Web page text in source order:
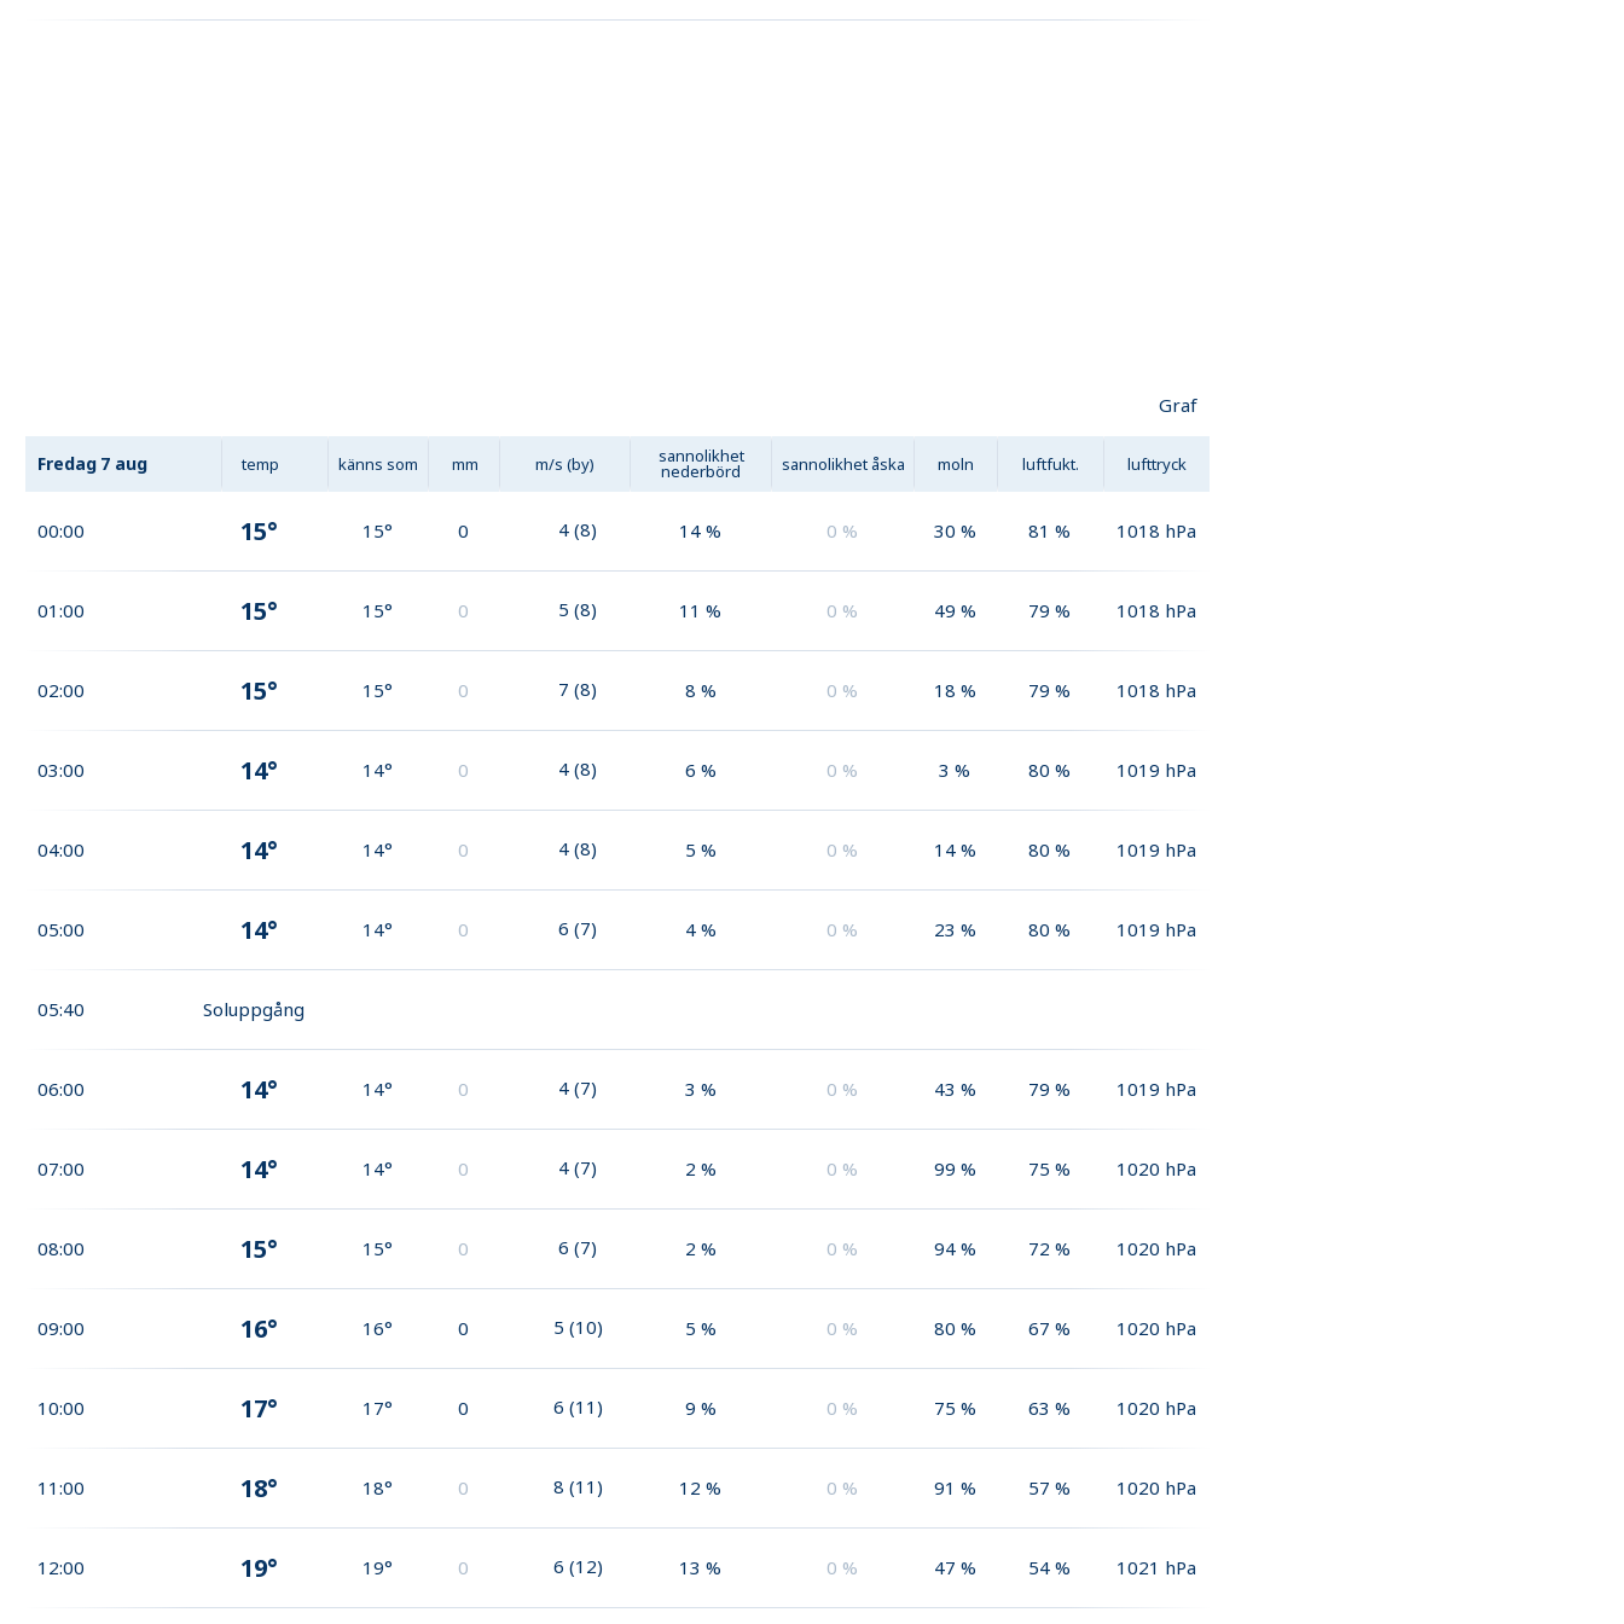
Graf
Fredag 7 aug temp känns som mm m/s (by) sannolikhet
nederbörd sannolikhet åska moln luftfukt. lufttryck
00:00 15° 15° 0 4 (8) 14 % 0 % 30 % 81 % 1018 hPa
01:00 15° 15° 0 5 (8) 11 % 0 % 49 % 79 % 1018 hPa
02:00 15° 15° 0 7 (8) 8 % 0 % 18 % 79 % 1018 hPa
03:00 14° 14° 0 4 (8) 6 % 0 % 3 % 80 % 1019 hPa
04:00 14° 14° 0 4 (8) 5 % 0 % 14 % 80 % 1019 hPa
05:00 14° 14° 0 6 (7) 4 % 0 % 23 % 80 % 1019 hPa
05:40 Soluppgång
06:00 14° 14° 0 4 (7) 3 % 0 % 43 % 79 % 1019 hPa
07:00 14° 14° 0 4 (7) 2 % 0 % 99 % 75 % 1020 hPa
08:00 15° 15° 0 6 (7) 2 % 0 % 94 % 72 % 1020 hPa
09:00 16° 16° 0 5 (10) 5 % 0 % 80 % 67 % 1020 hPa
10:00 17° 17° 0 6 (11) 9 % 0 % 75 % 63 % 1020 hPa
11:00 18° 18° 0 8 (11) 12 % 0 % 91 % 57 % 1020 hPa
12:00 19° 19° 0 6 (12) 13 % 0 % 47 % 54 % 1021 hPa